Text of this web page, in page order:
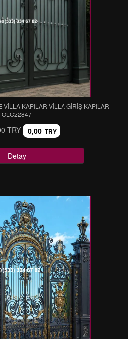
VİLLA KAPILAR-VİLLA GİRİŞ KAPILAR
OLC22847
TRY 0,00 TRY
Detay